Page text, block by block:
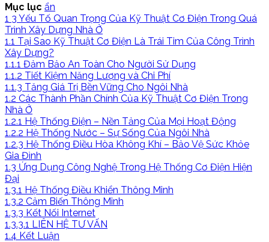
Mục lục ẩn
1 3 Yếu Tố Quan Trọng Của Kỹ Thuật Cơ Điện Trong Quá
Trình Xây Dựng Nhà Ở
1.1 Tại Sao Kỹ Thuật Cơ Điện Là Trái Tim Của Công Trình
Xây Dựng?
1.1.1 Đảm Bảo An Toàn Cho Người Sử Dụng
1.1.2 Tiết Kiệm Năng Lượng và Chi Phí
1.1.3 Tăng Giá Trị Bền Vững Cho Ngôi Nhà
1.2 Các Thành Phần Chính Của Kỹ Thuật Cơ Điện Trong
Nhà Ở
1.2.1 Hệ Thống Điện – Nền Tảng Của Mọi Hoạt Động
1.2.2 Hệ Thống Nước – Sự Sống Của Ngôi Nhà
1.2.3 Hệ Thống Điều Hòa Không Khí – Bảo Vệ Sức Khỏe
Gia Đình
1.3 Ứng Dụng Công Nghệ Trong Hệ Thống Cơ Điện Hiện
Đại
1.3.1 Hệ Thống Điều Khiển Thông Minh
1.3.2 Cảm Biến Thông Minh
1.3.3 Kết Nối Internet
1.3.3.1 LIÊN HỆ TƯ VẤN
1.4 Kết Luận